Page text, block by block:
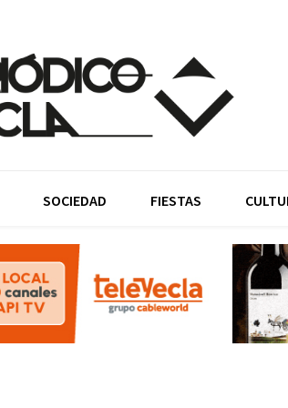
SOCIEDAD FIESTAS